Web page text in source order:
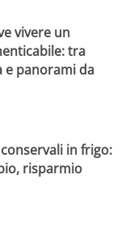
vivere un
tra
e panorami da
in frigo:
risparmio